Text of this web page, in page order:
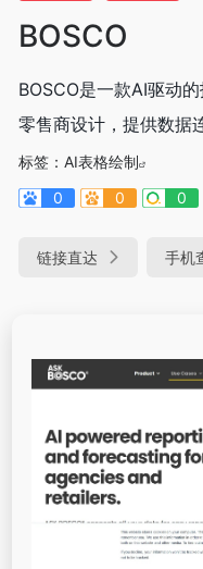
BOSCO
BOSCO是一款AI驱动
零售商设计，提供数据
标签： AI表格绘制
0
0 0
链接直达 手机